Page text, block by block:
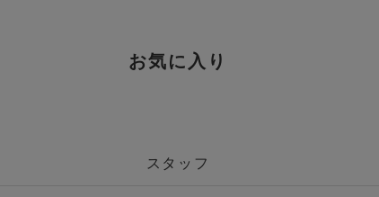
お気に入り
スタッフ